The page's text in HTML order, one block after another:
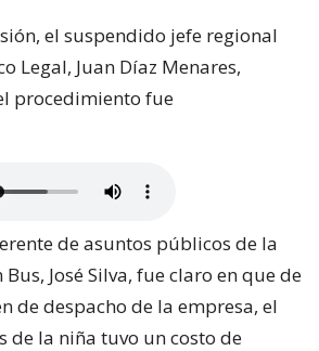
el suspendido jefe regional
Legal, Juan Díaz Menares,
procedimiento fue
de asuntos públicos de la
José Silva, fue claro en que de
de despacho de la empresa, el
de la niña tuvo un costo de